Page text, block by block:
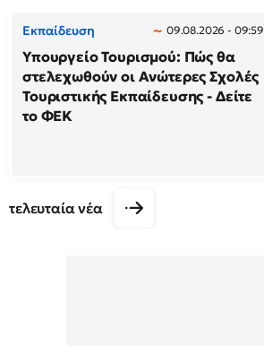
Εκπαίδευση 09.08.2026 - 09:59
Υπουργείο Τουρισμού: Πώς θα
στελεχωθούν οι Ανώτερες Σχολές
Τουριστικής Εκπαίδευσης - Δείτε
το ΦΕΚ
τελευταία νέα